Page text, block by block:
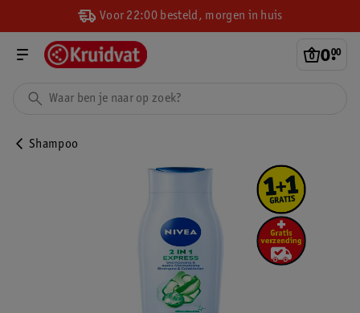
Voor 22:00 besteld, morgen in huis
0.
00
Shampoo